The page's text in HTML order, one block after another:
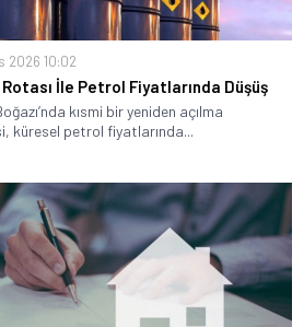
2026 10:02
İle Petrol Fiyatlarında Düşüş
kısmi bir yeniden açılma
küresel petrol fiyatlarında...